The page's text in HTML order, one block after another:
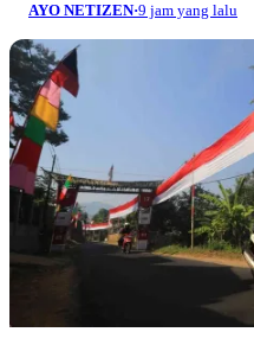
AYO NETIZEN·9 jam yang lalu